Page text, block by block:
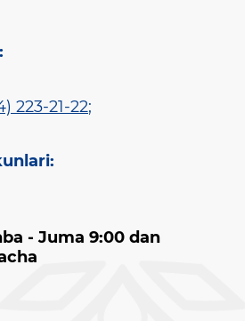
:
223-21-22;
:
- Juma 9:00 dan